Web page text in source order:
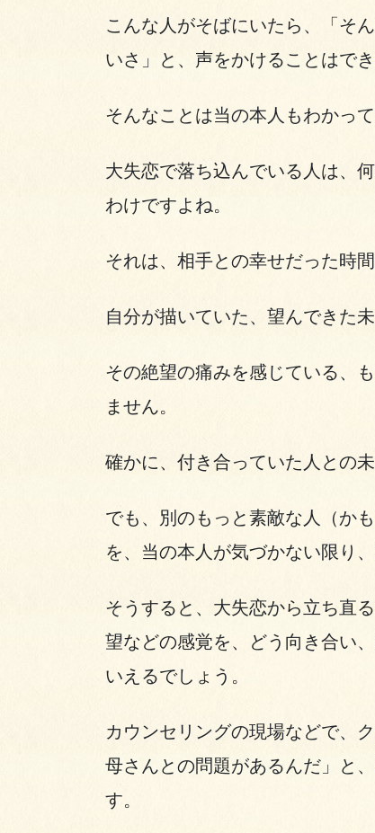
こんな人がそばにいたら、「そ
いさ」と、声をかけることはでき
そんなことは当の本人もわかって
大失恋で落ち込んでいる人は、
わけですよね。
それは、相手との幸せだった時
自分が描いていた、望んできた
その絶望の痛みを感じている、
ません。
確かに、付き合っていた人との
でも、別のもっと素敵な人（か
を、当の本人が気づかない限り
そうすると、大失恋から立ち直
望などの感覚を、どう向き合い
いえるでしょう。
カウンセリングの現場などで、
母さんとの問題があるんだ」と
す。